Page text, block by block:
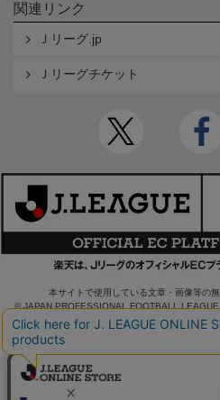
関連リンク
Ｊリーグ.jp
Ｊリーグチケット
本サイトで使用している文章・画像等の
© JAPAN PROFESSIONAL FOOTBALL